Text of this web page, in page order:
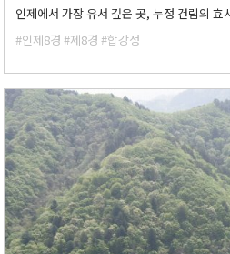
#인제8경 #제8경 #합강정